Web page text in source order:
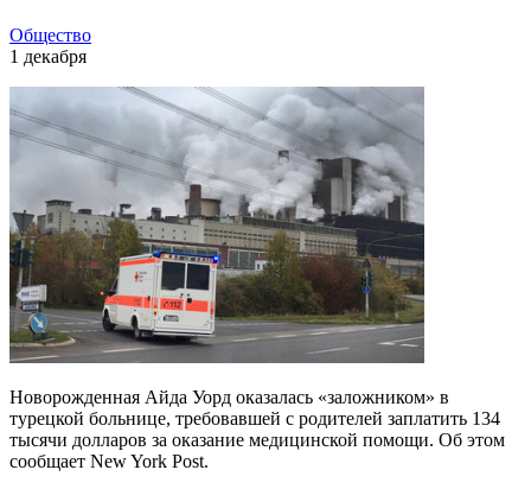
Общество
1 декабря
Новорожденная Айда Уорд оказалась «заложником» в
турецкой больнице, требовавшей с родителей заплатить 134
тысячи долларов за оказание медицинской помощи. Об этом
сообщает New York Post.